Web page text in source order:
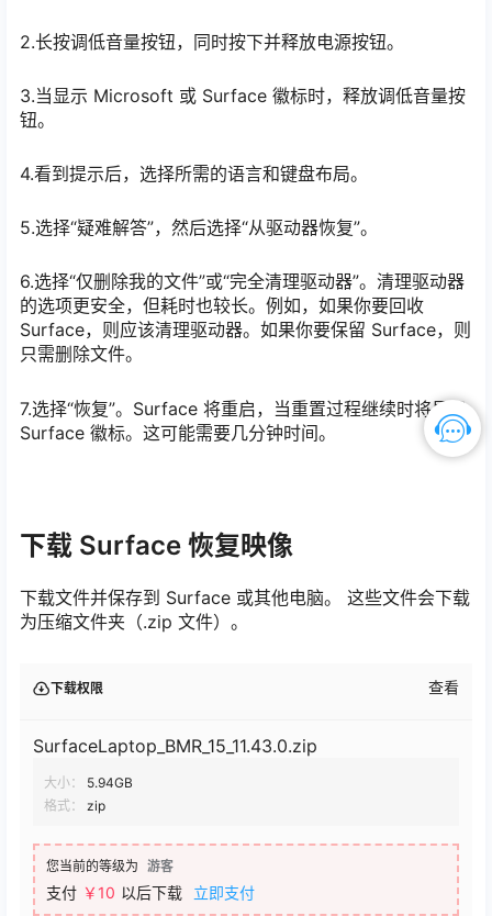
2.长按调低音量按钮，同时按下并释放电源按钮。
3.当显示 Microsoft 或 Surface 徽标时，释放调低音量按
钮。
4.看到提示后，选择所需的语言和键盘布局。
5.选择“疑难解答”，然后选择“从驱动器恢复”。
6.选择“仅删除我的文件”或“完全清理驱动器”。清理驱动器
的选项更安全，但耗时也较长。例如，如果你要回收
Surface，则应该清理驱动器。如果你要保留 Surface，则
只需删除文件。
7.选择“恢复”。Surface 将重启，当重置过程继续时将显示
Surface 徽标。这可能需要几分钟时间。
下载 Surface 恢复映像
下载文件并保存到 Surface 或其他电脑。 这些文件会下载
为压缩文件夹（.zip 文件）。
下载权限 查看
SurfaceLaptop_BMR_15_11.43.0.zip
大小：
5.94GB
格式：
zip
您当前的等级为 游客
支付 ￥10 以后下载 立即支付